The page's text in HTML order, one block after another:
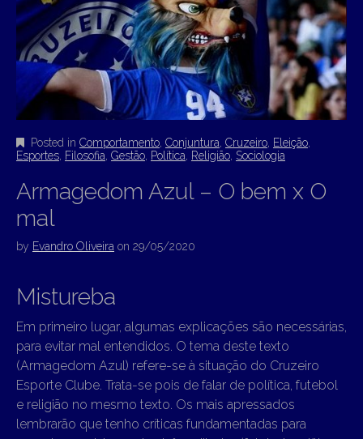
Posted in Comportamento Conjuntura Cruzeiro Eleição
Esportes Filosofia Gestão Política Religião Sociologia
Armagedom Azul – O bem x O
mal
by Evandro Oliveira on 29/05/2020
Mistureba
Em primeiro lugar, algumas explicações são necessárias,
para evitar mal entendidos. O tema deste texto
(Armagedom Azul) refere-se à situação do Cruzeiro
Esporte Clube. Trata-se pois de falar de política, futebol
e religião no mesmo texto. Os mais apressados
lembrarão que tenho críticas fundamentadas para